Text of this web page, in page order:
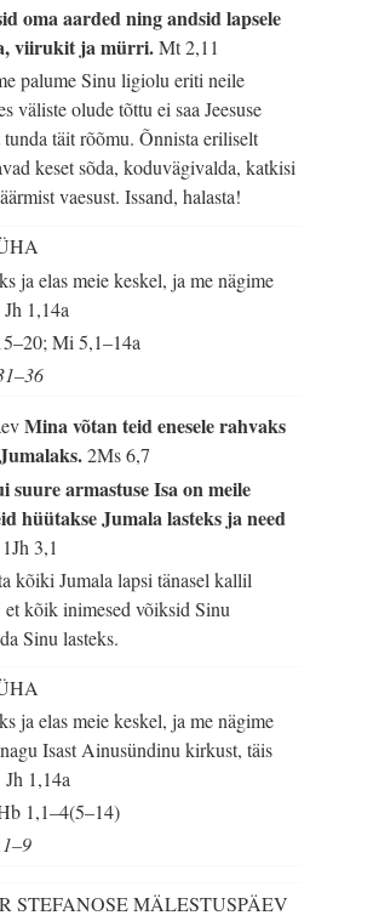
oma aarded ning andsid lapsele
viirukit ja mürri.Mt 2,11
palume Sinu ligiolu eriti neile
väliste olude tõttu ei saa Jeesuse
tunda täit rõõmu. Õnnista eriliselt
keset sõda, koduvägivalda, katkisi
vaesust. Issand, halasta!
ja elas meie keskel, ja me nägime
Jh 1,14a
Mi 5,1–14a
Mina võtan teid enesele rahvaks
2Ms 6,7
suure armastuse Isa on meile
hüütakse Jumala lasteks ja need
1Jh 3,1
kõiki Jumala lapsi tänasel kallil
kõik inimesed võiksid Sinu
Sinu lasteks.
ja elas meie keskel, ja me nägime
Isast Ainusündinu kirkust, täis
Jh 1,14a
1,1–4(5–14)
STEFANOSE MÄLESTUSPÄEV